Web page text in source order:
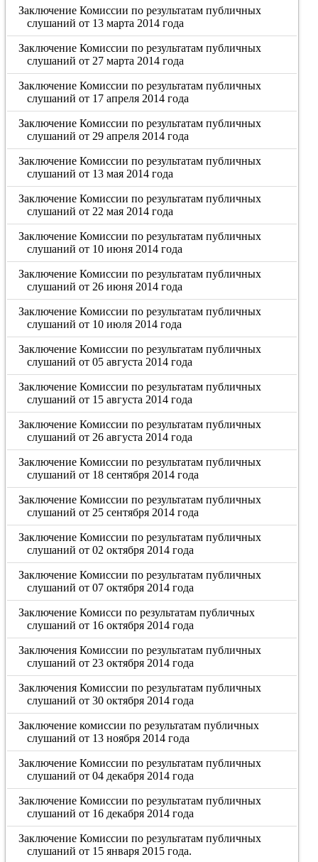
Заключение Комиссии по результатам публичных
слушаний от 13 марта 2014 года
Заключение Комиссии по результатам публичных
слушаний от 27 марта 2014 года
Заключение Комиссии по результатам публичных
слушаний от 17 апреля 2014 года
Заключение Комиссии по результатам публичных
слушаний от 29 апреля 2014 года
Заключение Комиссии по результатам публичных
слушаний от 13 мая 2014 года
Заключение Комиссии по результатам публичных
слушаний от 22 мая 2014 года
Заключение Комиссии по результатам публичных
слушаний от 10 июня 2014 года
Заключение Комиссии по результатам публичных
слушаний от 26 июня 2014 года
Заключение Комиссии по результатам публичных
слушаний от 10 июля 2014 года
Заключение Комиссии по результатам публичных
слушаний от 05 августа 2014 года
Заключение Комиссии по результатам публичных
слушаний от 15 августа 2014 года
Заключение Комиссии по результатам публичных
слушаний от 26 августа 2014 года
Заключение Комиссии по результатам публичных
слушаний от 18 сентября 2014 года
Заключение Комиссии по результатам публичных
слушаний от 25 сентября 2014 года
Заключение Комиссии по результатам публичных
слушаний от 02 октября 2014 года
Заключение Комиссии по результатам публичных
слушаний от 07 октября 2014 года
Заключение Комисси по результатам публичных
слушаний от 16 октября 2014 года
Заключения Комиссии по результатам публичных
слушаний от 23 октября 2014 года
Заключения Комиссии по результатам публичных
слушаний от 30 октября 2014 года
Заключение комиссии по результатам публичных
слушаний от 13 ноября 2014 года
Заключение Комиссии по результатам публичных
слушаний от 04 декабря 2014 года
Заключение Комиссии по результатам публичных
слушаний от 16 декабря 2014 года
Заключение Комиссии по результатам публичных
слушаний от 15 января 2015 года.